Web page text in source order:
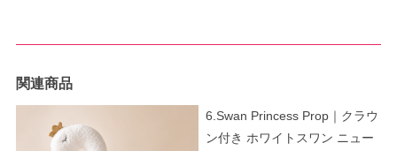
関連商品
6.Swan Princess Prop｜クラウ
ン付き ホワイトスワン ニュー